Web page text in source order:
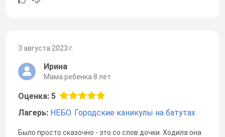
3 августа 2023 г.
Ирина
Мама ребенка 8 лет
Оценка: 5
Лагерь: НЕБО. Городские каникулы на батутах
Было просто сказочно - это со слов дочки. Ходила она